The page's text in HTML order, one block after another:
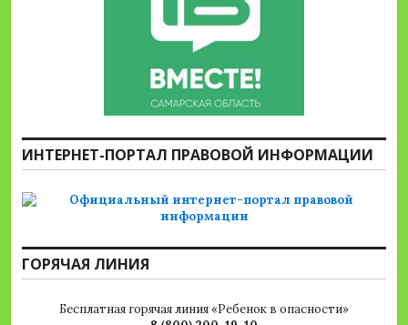
ИНТЕРНЕТ-ПОРТАЛ ПРАВОВОЙ ИНФОРМАЦИИ
ГОРЯЧАЯ ЛИНИЯ
Бесплатная горячая линия «Ребенок в опасности»